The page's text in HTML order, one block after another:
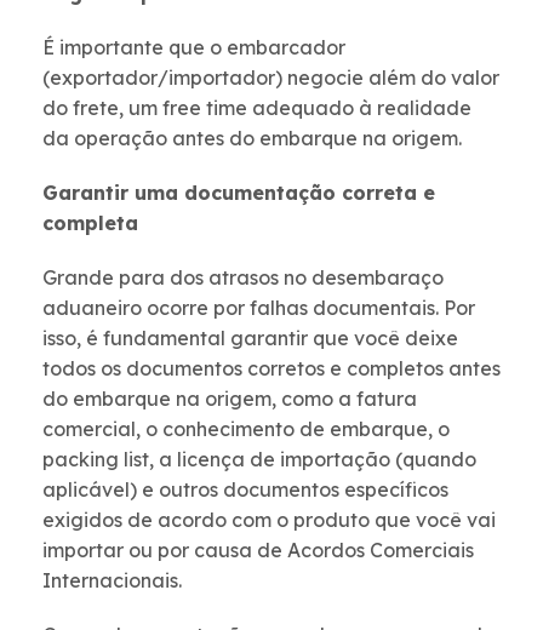
É importante que o embarcador
(exportador/importador) negocie além do valor
do frete, um free time adequado à realidade
da operação antes do embarque na origem.
Garantir uma documentação correta e
completa
Grande para dos atrasos no desembaraço
aduaneiro ocorre por falhas documentais. Por
isso, é fundamental garantir que você deixe
todos os documentos corretos e completos antes
do embarque na origem, como a fatura
comercial, o conhecimento de embarque, o
packing list, a licença de importação (quando
aplicável) e outros documentos específicos
exigidos de acordo com o produto que você vai
importar ou por causa de Acordos Comerciais
Internacionais.